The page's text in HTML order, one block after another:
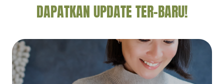
DAPATKAN UPDATE TER-BARU!